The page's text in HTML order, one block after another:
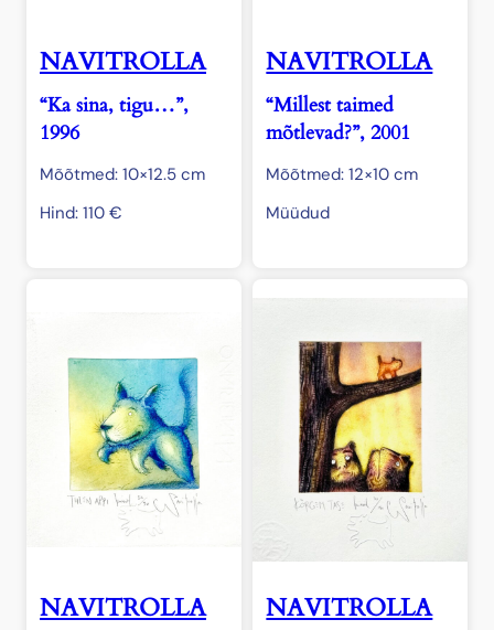
NAVITROLLA
“Ka sina, tigu…”,
1996
Mõõtmed: 10×12.5 cm
Hind: 110 €
NAVITROLLA
“Millest taimed
mõtlevad?”, 2001
Mõõtmed: 12×10 cm
Müüdud
NAVITROLLA NAVITROLLA